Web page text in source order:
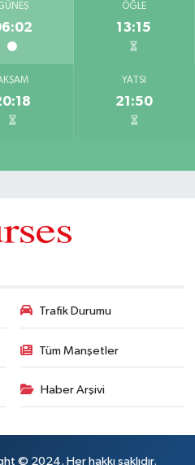
ÖĞLE
13:15
YATSI
21:50
Trafik Durumu
Tüm Manşetler
Haber Arşivi
© 2024. Her hakkı saklıdır.